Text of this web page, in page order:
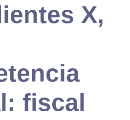
X,
fiscal